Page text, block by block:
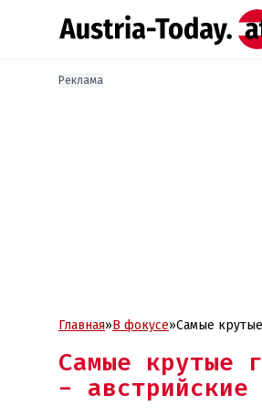
Реклама
Главная»В фокусе»
Самые крутые
-